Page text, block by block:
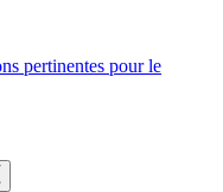
pertinentes pour le